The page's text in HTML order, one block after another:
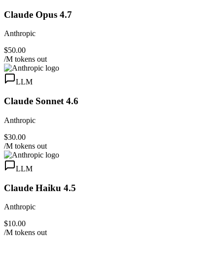
Claude Opus 4.7
Anthropic
$50.00
/M tokens out
LLM
Claude Sonnet 4.6
Anthropic
$30.00
/M tokens out
LLM
Claude Haiku 4.5
Anthropic
$10.00
/M tokens out